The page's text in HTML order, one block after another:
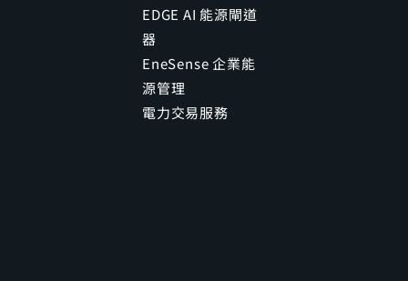
EDGE AI 能源閘道
器
EneSense 企業能
源管理
電力交易服務